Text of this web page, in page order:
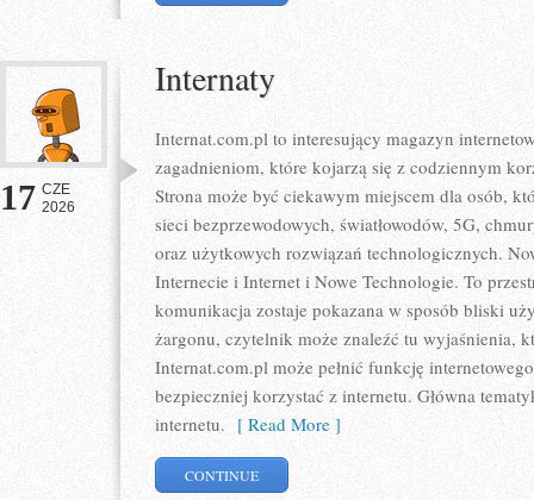
17 CZE
2026
Internaty
Internat.com.pl to interesujący magazyn
zagadnieniom, które kojarzą się z codziennym
Strona może być ciekawym miejscem dla osób,
sieci bezprzewodowych, światłowodów, 5G,
oraz użytkowych rozwiązań technologicznych.
Internecie i Internet i Nowe Technologie. To
komunikacja zostaje pokazana w sposób bliski
żargonu, czytelnik może znaleźć tu wyjaśnienia,
Internat.com.pl może pełnić funkcję
bezpieczniej korzystać z internetu. Główna
internetu. [ Read More ]
CONTINUE